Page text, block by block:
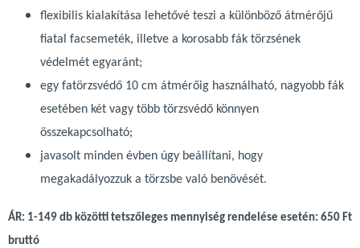
flexibilis kialakítása lehetővé teszi a különböző átmérőjű
fiatal facsemeték, illetve a korosabb fák törzsének
védelmét egyaránt;
egy fatörzsvédő 10 cm átmérőig használható, nagyobb fák
esetében két vagy több törzsvédő könnyen
összekapcsolható;
javasolt minden évben úgy beállítani, hogy
megakadályozzuk a törzsbe való benövését.
ÁR: 1-149 db közötti tetszőleges mennyiség rendelése esetén: 650 Ft
bruttó